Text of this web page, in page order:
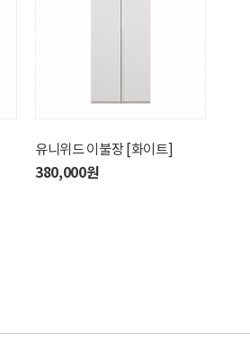
유니위드 이불장 [화이트]
380,000원
유니위드 이불장 [화이트]
380,000원